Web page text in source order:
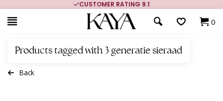
CUSTOMER RATING 9.1
0
Products tagged with 3 generatie sieraad
Back